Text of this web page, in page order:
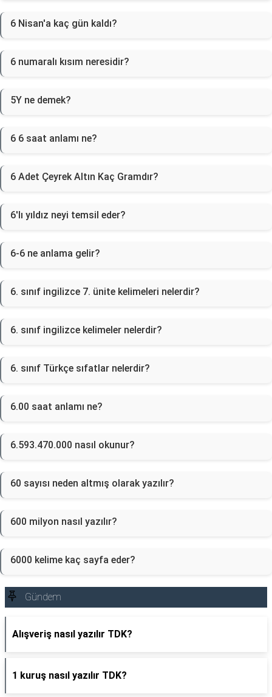
6 Nisan'a kaç gün kaldı?
6 numaralı kısım neresidir?
5Y ne demek?
6 6 saat anlamı ne?
6 Adet Çeyrek Altın Kaç Gramdır?
6'lı yıldız neyi temsil eder?
6-6 ne anlama gelir?
6. sınıf ingilizce 7. ünite kelimeleri nelerdir?
6. sınıf ingilizce kelimeler nelerdir?
6. sınıf Türkçe sıfatlar nelerdir?
6.00 saat anlamı ne?
6.593.470.000 nasıl okunur?
60 sayısı neden altmış olarak yazılır?
600 milyon nasıl yazılır?
6000 kelime kaç sayfa eder?
Gündem
Alışveriş nasıl yazılır TDK?
1 kuruş nasıl yazılır TDK?